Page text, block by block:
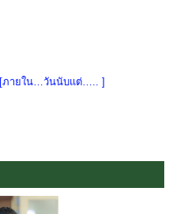
[ภายใน…วันนับแต่….. ]